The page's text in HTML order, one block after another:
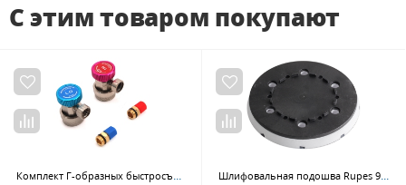
С этим товаром покупают
Комплект Г-образных быстросъемных адаптеров (с доп. штуцерами) Car-Tool CT-M1006 Шлифовальная подошва Rupes 981.089 для RUPES LК 900E